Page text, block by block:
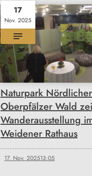
17
Nov. 2025
Naturpark Nördlicher
Oberpfälzer Wald
Wanderausstellung
Weidener Rathaus
17. Nov. 202513:05